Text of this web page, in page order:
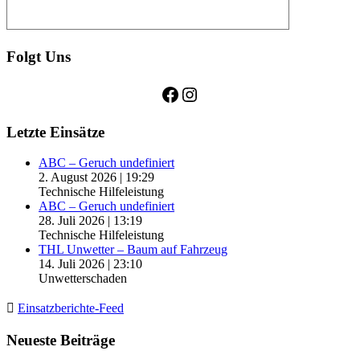
Folgt Uns
Facebook
Instagram
Letzte Einsätze
ABC – Geruch undefiniert
2. August 2026 | 19:29
Technische Hilfeleistung
ABC – Geruch undefiniert
28. Juli 2026 | 13:19
Technische Hilfeleistung
THL Unwetter – Baum auf Fahrzeug
14. Juli 2026 | 23:10
Unwetterschaden
Einsatzberichte-Feed
Neueste Beiträge